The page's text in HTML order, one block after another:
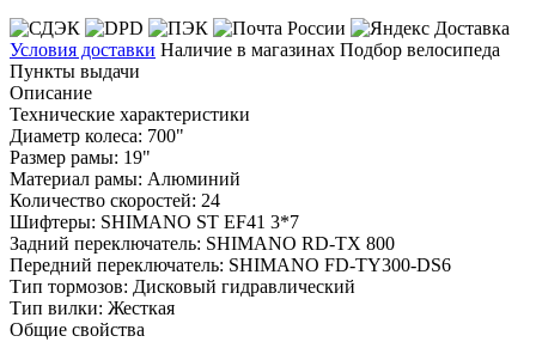
Условия доставки Наличие в магазинах Подбор велосипеда
Пункты выдачи
Описание
Технические характеристики
Диаметр колеса: 700"
Размер рамы: 19"
Материал рамы: Алюминий
Количество скоростей: 24
Шифтеры: SHIMANO ST EF41 3*7
Задний переключатель: SHIMANO RD-TX 800
Передний переключатель: SHIMANO FD-TY300-DS6
Тип тормозов: Дисковый гидравлический
Тип вилки: Жесткая
Общие свойства